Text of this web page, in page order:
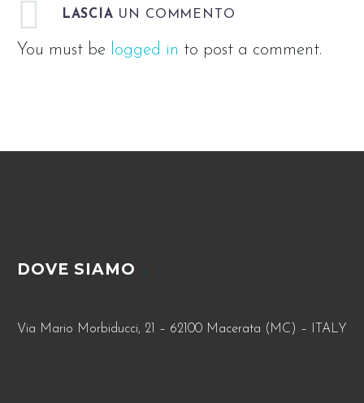
LASCIA UN COMMENTO
You must be logged in to post a comment.
DOVE SIAMO
Via Mario Morbiducci, 21 – 62100 Macerata (MC) – ITALY